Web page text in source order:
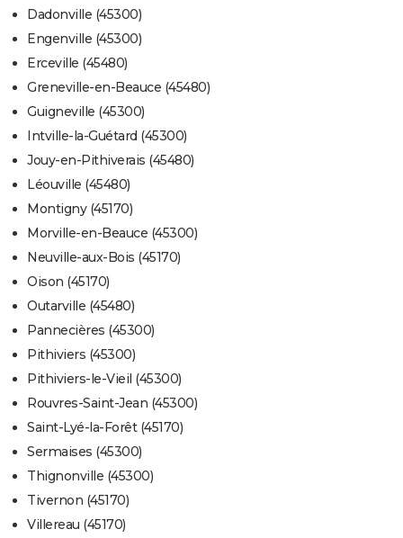
Dadonville (45300)
Engenville (45300)
Erceville (45480)
Greneville-en-Beauce (45480)
Guigneville (45300)
Intville-la-Guétard (45300)
Jouy-en-Pithiverais (45480)
Léouville (45480)
Montigny (45170)
Morville-en-Beauce (45300)
Neuville-aux-Bois (45170)
Oison (45170)
Outarville (45480)
Pannecières (45300)
Pithiviers (45300)
Pithiviers-le-Vieil (45300)
Rouvres-Saint-Jean (45300)
Saint-Lyé-la-Forêt (45170)
Sermaises (45300)
Thignonville (45300)
Tivernon (45170)
Villereau (45170)